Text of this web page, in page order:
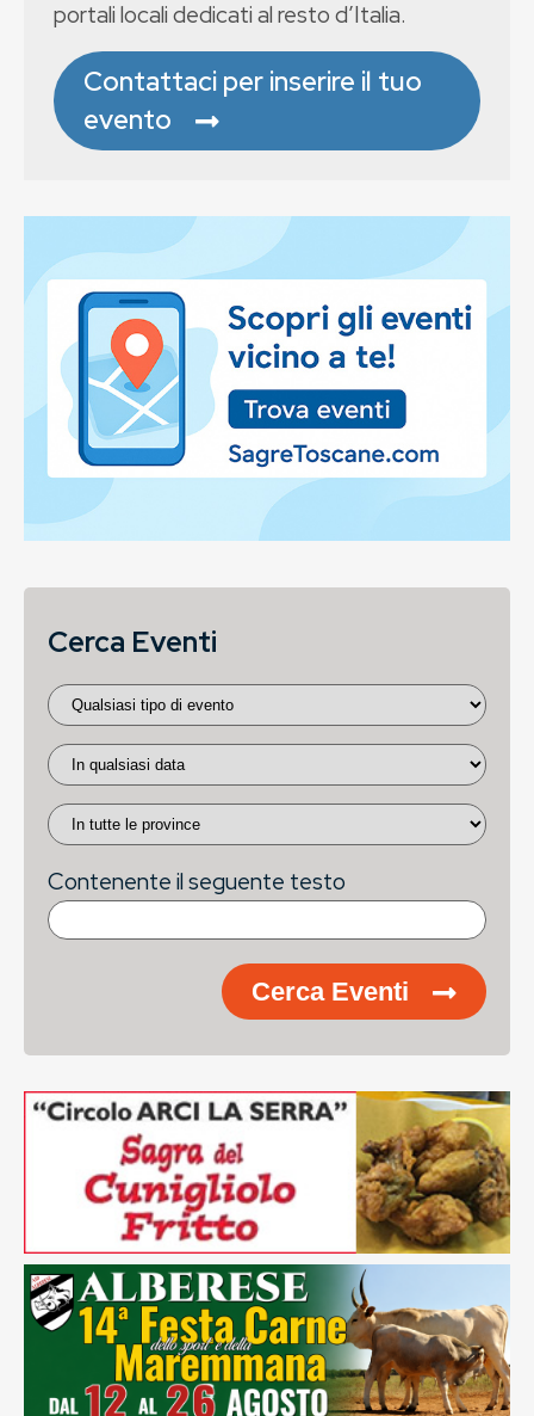
portali locali dedicati al resto d’Italia.
Contattaci per inserire il tuo
evento
Cerca Eventi
Contenente il seguente testo
Cerca Eventi